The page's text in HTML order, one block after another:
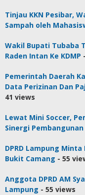
Tinjau KKN Pesibar,
Sampah oleh
Wakil Bupati Tubaba
Raden Intan Ke KDMP
Pemerintah Daerah
Data Perizinan Dan
41 views
Lewat Mini Soccer,
Sinergi
DPRD Lampung
Bukit Camang - 55
Anggota DPRD AM
Lampung - 55 views